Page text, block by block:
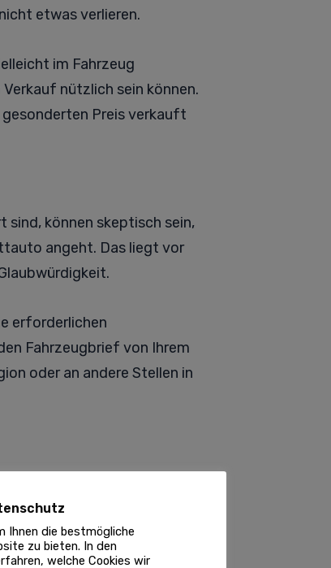
etwas verlieren.
im Fahrzeug
nützlich sein können.
Preis verkauft
sind, können skeptisch sein,
angeht. Das liegt vor
erforderlichen
Fahrzeugbrief von Ihrem
oder an andere Stellen in
Platz zu schaffen und
Sie den
Geld verdienen, das Sie
Ihnen die bestmögliche
zu bieten. In den
welche Cookies wir